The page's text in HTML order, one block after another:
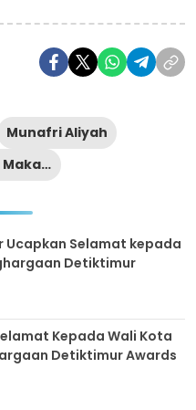
Munafri Aliyah
Wali Kota Makassar
Ucapkan Selamat kepada
Detiktimur
Kepada Wali Kota
Detiktimur Awards